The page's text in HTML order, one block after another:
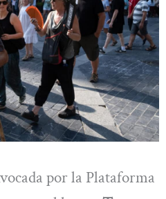
por la Plataforma